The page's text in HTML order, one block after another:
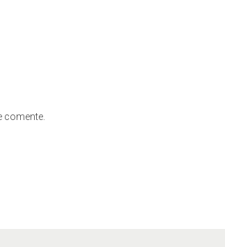
comente.